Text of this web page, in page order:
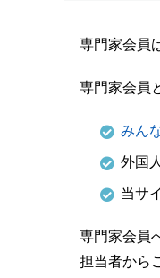
専門家会員
専門家会員
みん
外国
当サ
専門家会員
担当者から